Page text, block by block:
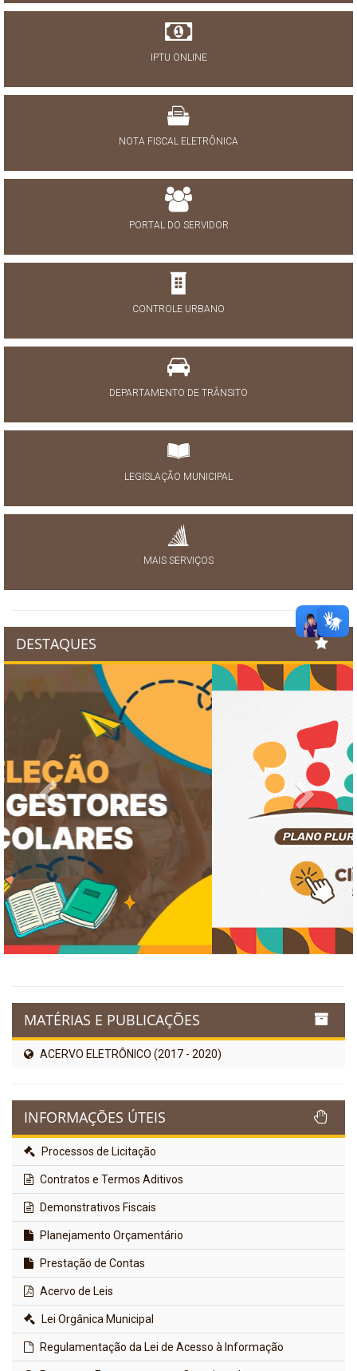
IPTU ONLINE
NOTA FISCAL ELETRÔNICA
PORTAL DO SERVIDOR
CONTROLE URBANO
DEPARTAMENTO DE TRÂNSITO
LEGISLAÇÃO MUNICIPAL
MAIS SERVIÇOS
DESTAQUES
Previous Next
MATÉRIAS E PUBLICAÇÕES
ACERVO ELETRÔNICO (2017 - 2020)
INFORMAÇÕES ÚTEIS
Processos de Licitação
Contratos e Termos Aditivos
Demonstrativos Fiscais
Planejamento Orçamentário
Prestação de Contas
Acervo de Leis
Lei Orgânica Municipal
Regulamentação da Lei de Acesso à Informação